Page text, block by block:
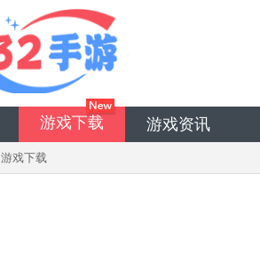
游戏下载 游戏资讯
游戏下载